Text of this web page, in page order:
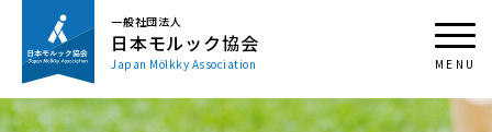
一般社団法人
日本モルック協会
Japan Mölkky Association